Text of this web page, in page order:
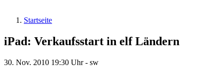
Startseite
iPad: Verkaufsstart in elf Ländern
30. Nov. 2010 19:30 Uhr - sw